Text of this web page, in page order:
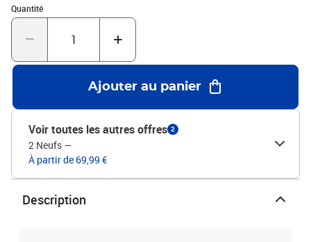
matelas assortis.Chaque produit est livré avec un manuel de
montage dans la boîte pour un montage facile.Couleur : gris
foncéMatériau : tissu (100 % polyester), bois d'ingénierie, bois de
x 23 x 78/88 cm (l x P x H)La livraison contient :1 x tête de lit2 x
Quantité
Quantité : 1
Ajouter au panier
Voir toutes les autres offres 2
2 Neufs —
À partir de 69,99 €
Description